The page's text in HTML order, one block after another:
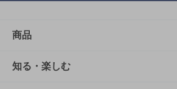
商品
商品TOP
知る・楽しむ